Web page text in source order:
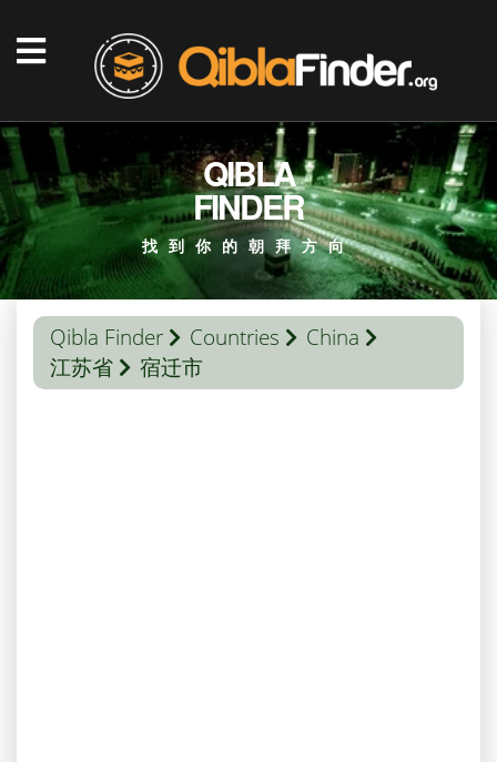
QIBLA
FINDER
找到你的朝拜方向
Qibla Finder Countries
China
江苏省
宿迁市